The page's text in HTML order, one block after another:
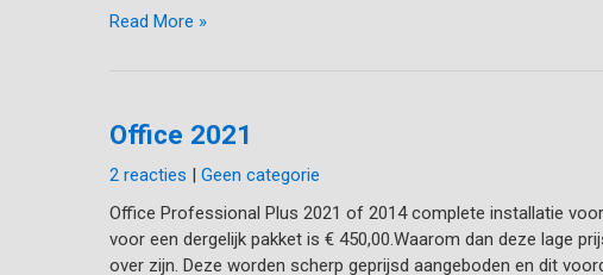
Read More »
Office 2021
2 reacties | Geen categorie
Office Professional Plus 2021 of 2014 complete installatie
voor een dergelijk pakket is € 450,00.Waarom dan deze lage
over zijn. Deze worden scherp geprijsd aangeboden en dit